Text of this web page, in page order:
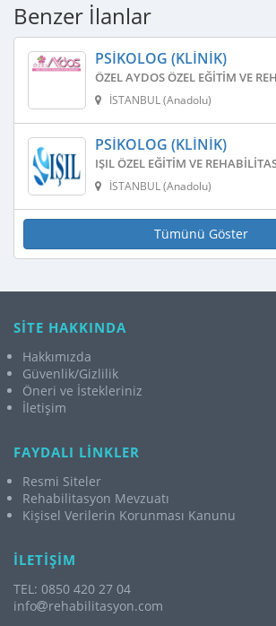
Benzer İlanlar
PSIKOLOG (KLINIK)
ÖZEL AYDOS ÖZEL EĞITIM VE
İSTANBUL (Anadolu)
PSIKOLOG (KLINIK)
IŞIL ÖZEL EĞITIM VE
İSTANBUL (Anadolu)
Tümünü Göster
SİTE HAKKINDA
Hakkımızda
Güvenlik/Gizlilik
Öneri ve İstekleriniz
İletişim
FAYDALI LİNKLER
Resmi Siteler
Rehabilitasyon Mevzuatı
Kişisel Verilerin Korunması Kanunu
İLETİŞİM
TEL: 0850 420 27 04
info
rehabilitasyon.com